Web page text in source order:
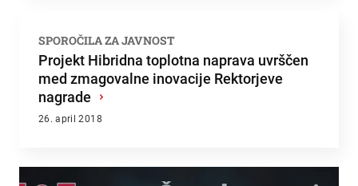
SPOROČILA ZA JAVNOST
Projekt Hibridna toplotna naprava uvrščen
med zmagovalne inovacije Rektorjeve
nagrade ›
26. april 2018